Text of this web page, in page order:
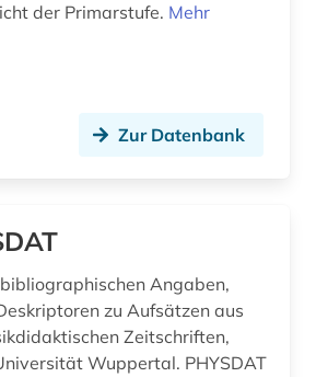
axel oxenstierna (1)
der Primarstufe. Mehr
Zur Datenbank
Angaben,
zu Aufsätzen aus
Zeitschriften,
Wuppertal. PHYSDAT